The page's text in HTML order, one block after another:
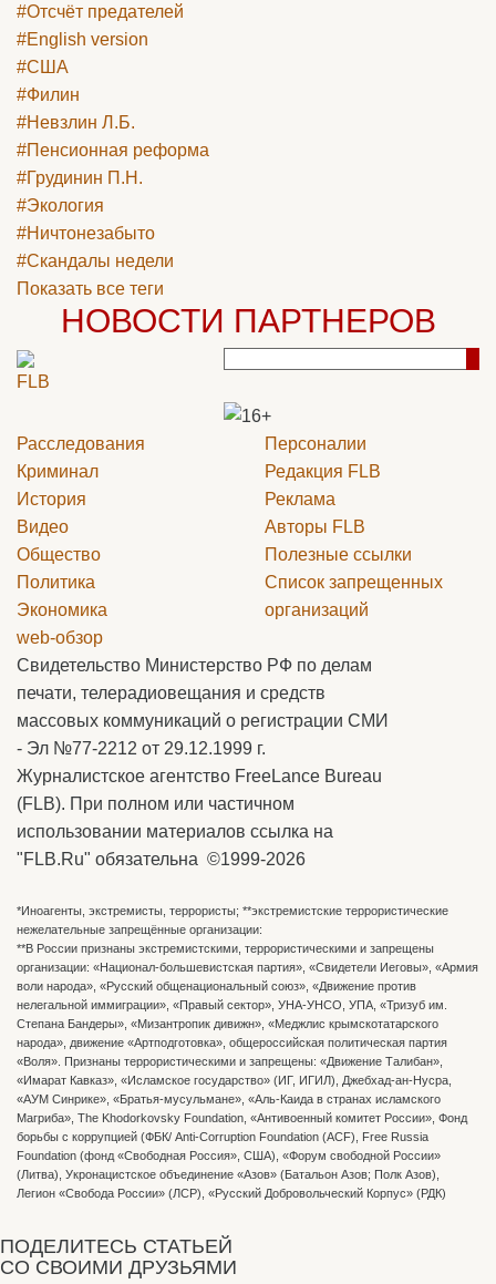
#Отсчёт предателей
#English version
#США
#Филин
#Невзлин Л.Б.
#Пенсионная реформа
#Грудинин П.Н.
#Экология
#Ничтонезабыто
#Скандалы недели
Показать все теги
НОВОСТИ ПАРТНЕРОВ
Расследования
Криминал
История
Видео
Общество
Политика
Экономика
web-обзор
Персоналии
Редакция FLB
Реклама
Авторы FLB
Полезные ссылки
Список запрещенных
организаций
Свидетельство Министерство РФ по делам
печати, телерадиовещания и средств
массовых коммуникаций о регистрации СМИ
- Эл №77-2212 от 29.12.1999 г.
Журналистское агентство FreeLance Bureau
(FLB). При полном или частичном
использовании материалов ссылка на
"FLB.Ru" обязательна ©1999-2026
*Иноагенты, экстремисты, террористы; **экстремистские террористические
нежелательные запрещённые организации:
**В России признаны экстремистскими, террористическими и запрещены
организации: «Национал-большевистская партия», «Свидетели Иеговы», «Армия
воли народа», «Русский общенациональный союз», «Движение против
нелегальной иммиграции», «Правый сектор», УНА-УНСО, УПА, «Тризуб им.
Степана Бандеры», «Мизантропик дивижн», «Меджлис крымскотатарского
народа», движение «Артподготовка», общероссийская политическая партия
«Воля». Признаны террористическими и запрещены: «Движение Талибан»,
«Имарат Кавказ», «Исламское государство» (ИГ, ИГИЛ), Джебхад-ан-Нусра,
«АУМ Синрике», «Братья-мусульмане», «Аль-Каида в странах исламского
Магриба», The Khodorkovsky Foundation, «Антивоенный комитет России», Фонд
борьбы с коррупцией (ФБК/ Anti-Corruption Foundation (ACF), Free Russia
Foundation (фонд «Свободная Россия», США), «Форум свободной России»
(Литва), Укронацистское объединение «Aзов» (Батальон Азов; Полк Азов),
Легион «Свобода России» (ЛСР), «Русский Добровольческий Корпус» (РДК)
ПОДЕЛИТЕСЬ СТАТЬЕЙ
СО СВОИМИ ДРУЗЬЯМИ